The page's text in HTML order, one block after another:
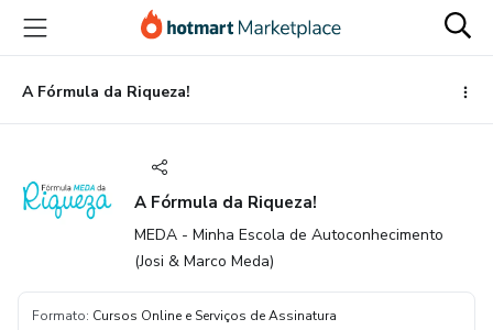
para
conteúdo
principal
para
pagamento
para
rodapé
A Fórmula da Riqueza!
A Fórmula da Riqueza!
MEDA - Minha Escola de Autoconhecimento
(Josi & Marco Meda)
Formato: Cursos Online e Serviços de Assinatura